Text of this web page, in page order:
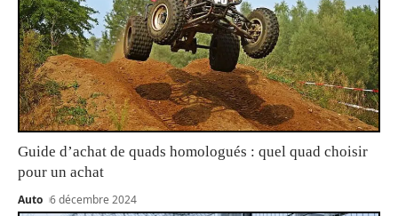
Guide d’achat de quads homologués : quel quad choisir
pour un achat
Auto 6 décembre 2024